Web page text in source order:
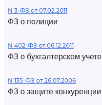
N 3-ФЗ от 07.02.2011
ФЗ о полиции
N 402-ФЗ от 06.12.2011
ФЗ о бухгалтерском учете
N 135-ФЗ от 26.07.2006
ФЗ о защите конкуренции